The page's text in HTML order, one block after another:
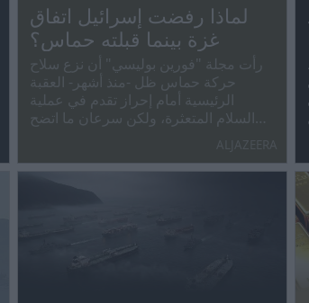
لماذا رفضت إسرائيل اتفاق
غزة بينما قبلته حماس؟
رأت مجلة "فورين بوليسي" أن نزع سلاح
حركة حماس ظل -منذ أشهر- العقبة
الرئيسية أمام إحراز تقدم في عملية
السلام المتعثرة، ولكن سرعان ما اتضح